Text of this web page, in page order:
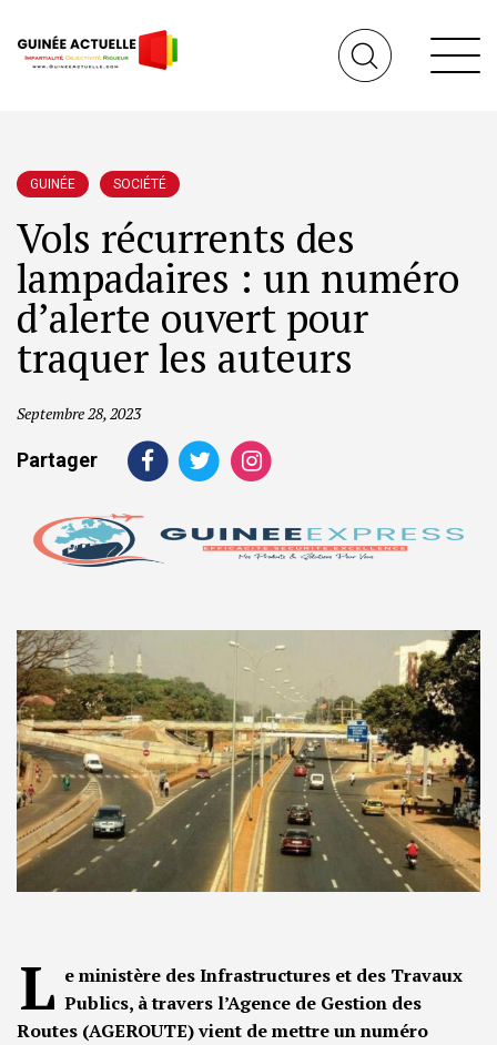
GUINÉE SOCIÉTÉ
Vols récurrents des
lampadaires : un numéro
d’alerte ouvert pour
traquer les auteurs
Septembre 28, 2023
Partager
L e ministère des Infrastructures et des Travaux
Publics, à travers l’Agence de Gestion des
Routes (AGEROUTE) vient de mettre un numéro